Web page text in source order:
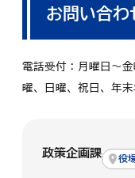
お問い合わ
電話受付：月曜日～
曜、日曜、祝日、年末
政策企画課 役